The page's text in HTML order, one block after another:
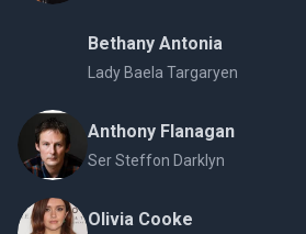
Bethany Antonia
Lady Baela Targaryen
Anthony Flanagan
Ser Steffon Darklyn
Olivia Cooke